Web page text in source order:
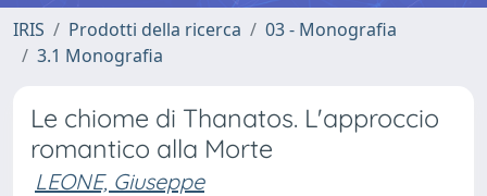
IRIS Prodotti della ricerca
03 - Monografia
3.1 Monografia
Le chiome di Thanatos. L'approccio
romantico alla Morte
LEONE, Giuseppe